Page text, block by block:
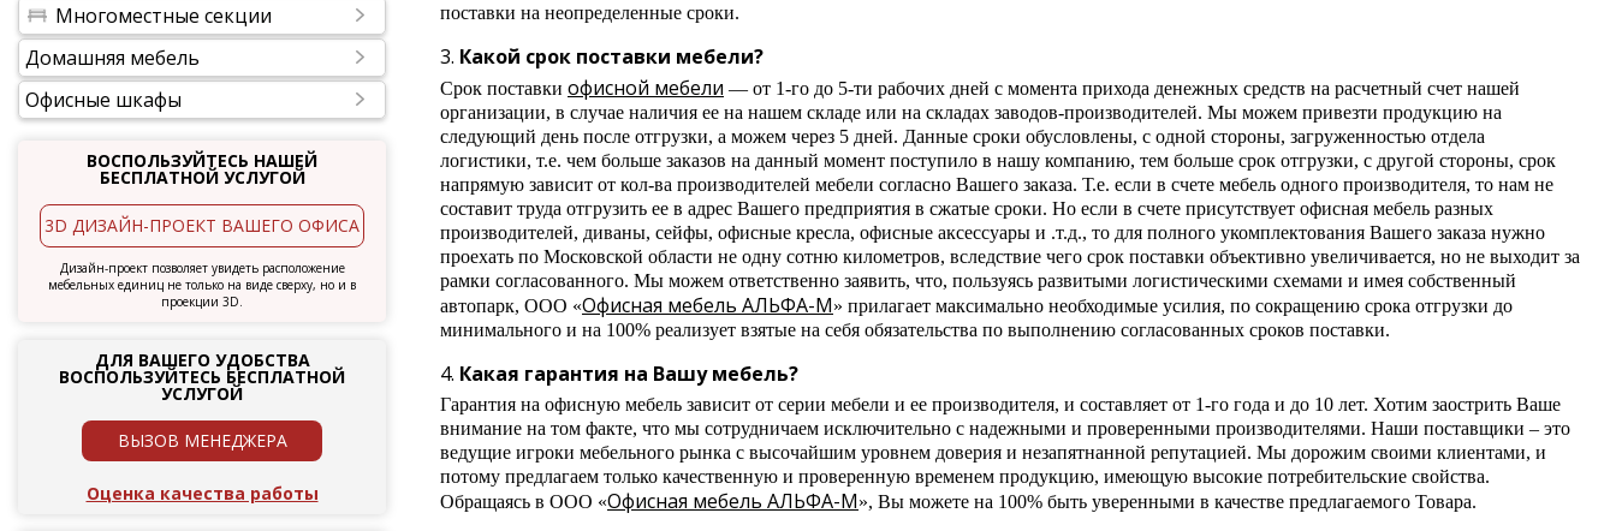
Многоместные секции
Домашняя мебель
Офисные шкафы
ВОСПОЛЬЗУЙТЕСЬ НАШЕЙ
БЕСПЛАТНОЙ УСЛУГОЙ
3D ДИЗАЙН-ПРОЕКТ ВАШЕГО ОФИСА
Дизайн-проект позволяет увидеть расположение
мебельных единиц не только на виде сверху, но и в
проекции 3D.
ДЛЯ ВАШЕГО УДОБСТВА
ВОСПОЛЬЗУЙТЕСЬ БЕСПЛАТНОЙ
УСЛУГОЙ
ВЫЗОВ МЕНЕДЖЕРА
Оценка качества работы
поставки на неопределенные сроки.
Какой срок поставки мебели?
Срок поставки офисной мебели — от 1-го до 5-ти рабочих дней с момента прихода денежных средств на расчетный счет нашей
организации, в случае наличия ее на нашем складе или на складах заводов-производителей. Мы можем привезти продукцию на
следующий день после отгрузки, а можем через 5 дней. Данные сроки обусловлены, с одной стороны, загруженностью отдела
логистики, т.е. чем больше заказов на данный момент поступило в нашу компанию, тем больше срок отгрузки, с другой стороны, срок
напрямую зависит от кол-ва производителей мебели согласно Вашего заказа. Т.е. если в счете мебель одного производителя, то нам не
составит труда отгрузить ее в адрес Вашего предприятия в сжатые сроки. Но если в счете присутствует офисная мебель разных
производителей, диваны, сейфы, офисные кресла, офисные аксессуары и .т.д., то для полного укомплектования Вашего заказа нужно
проехать по Московской области не одну сотню километров, вследствие чего срок поставки объективно увеличивается, но не выходит за
рамки согласованного. Мы можем ответственно заявить, что, пользуясь развитыми логистическими схемами и имея собственный
автопарк, ООО «Офисная мебель АЛЬФА-М» прилагает максимально необходимые усилия, по сокращению срока отгрузки до
минимального и на 100% реализует взятые на себя обязательства по выполнению согласованных сроков поставки.
Какая гарантия на Вашу мебель?
Гарантия на офисную мебель зависит от серии мебели и ее производителя, и составляет от 1-го года и до 10 лет. Хотим заострить Ваше
внимание на том факте, что мы сотрудничаем исключительно с надежными и проверенными производителями. Наши поставщики – это
ведущие игроки мебельного рынка с высочайшим уровнем доверия и незапятнанной репутацией. Мы дорожим своими клиентами, и
потому предлагаем только качественную и проверенную временем продукцию, имеющую высокие потребительские свойства.
Обращаясь в ООО «Офисная мебель АЛЬФА-М», Вы можете на 100% быть уверенными в качестве предлагаемого Товара.